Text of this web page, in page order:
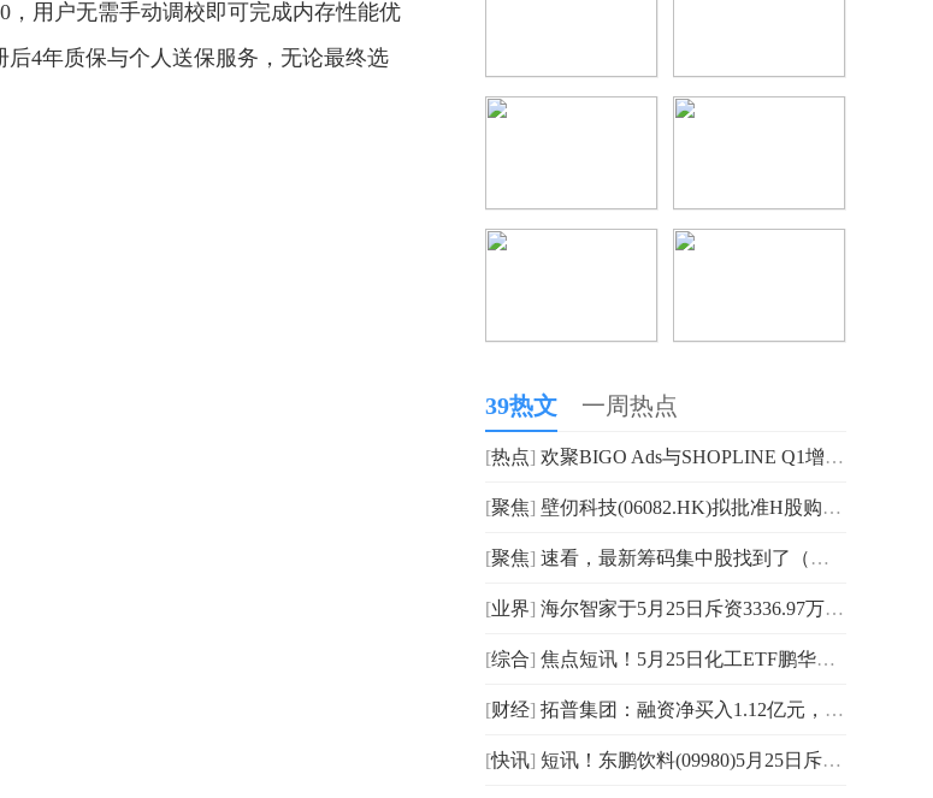
，用户无需手动调校即可完成内存性能优
4年质保与个人送保服务，无论最终选
39热文 一周热点
[热点] 欢聚BIGO Ads与SHOPLINE Q1增势强劲，集团多元化增长表现亮眼
[聚焦] 壁仞科技(06082.HK)拟批准H股购股权及激励计划，6月15日召开股东特别大会 每日快播
[聚焦] 速看，最新筹码集中股找到了（附股） 当前热讯
[业界] 海尔智家于5月25日斥资3336.97万元回购164万股A股-每日精选
[综合] 焦点短讯！5月25日化工ETF鹏华基金份额减少4.22亿份，重仓股万华化学、盐湖股份、天赐材料
[财经] 拓普集团：融资净买入1.12亿元，融资余额33.67亿元
[快讯] 短讯！东鹏饮料(09980)5月25日斥资9995.57万元回购68.32万股A股